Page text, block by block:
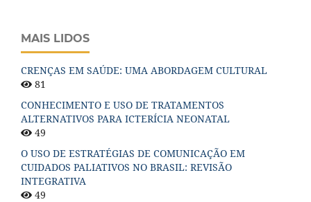
MAIS LIDOS
CRENÇAS EM SAÚDE: UMA ABORDAGEM CULTURAL
81
CONHECIMENTO E USO DE TRATAMENTOS
ALTERNATIVOS PARA ICTERÍCIA NEONATAL
49
O USO DE ESTRATÉGIAS DE COMUNICAÇÃO EM
CUIDADOS PALIATIVOS NO BRASIL: REVISÃO
INTEGRATIVA
49